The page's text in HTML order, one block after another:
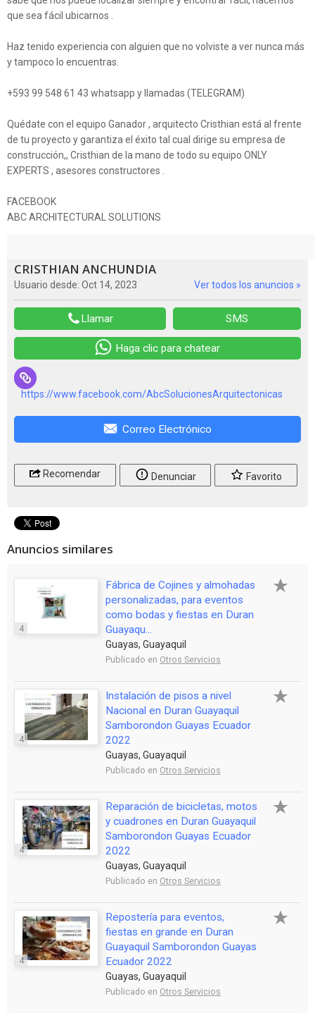
que sea fácil ubicarnos .
Haz tenido experiencia con alguien que no volviste a ver nunca más
y tampoco lo encuentras.
+593 99 548 61 43 whatsapp y llamadas (TELEGRAM)
Quédate con el equipo Ganador , arquitecto Cristhian está al frente
de tu proyecto y garantiza el éxito tal cual dirige su empresa de
construcción,, Cristhian de la mano de todo su equipo ONLY
EXPERTS , asesores constructores .
FACEBOOK
ABC ARCHITECTURAL SOLUTIONS
CRISTHIAN ANCHUNDIA
Usuario desde: Oct 14, 2023 Ver todos los anuncios »
Llamar SMS
Haga clic para chatear
https://www.facebook.com/AbcSolucionesArquitectonicas
Correo Electrónico
Recomendar Denunciar Favorito
Anuncios similares
4
Fábrica de Cojines y almohadas
personalizadas, para eventos
como bodas y fiestas en Duran
Guayaqu...
Guayas, Guayaquil
Publicado en Otros Servicios
4
Instalación de pisos a nivel
Nacional en Duran Guayaquil
Samborondon Guayas Ecuador
2022
Guayas, Guayaquil
Publicado en Otros Servicios
4
Reparación de bicicletas, motos
y cuadrones en Duran Guayaquil
Samborondon Guayas Ecuador
2022
Guayas, Guayaquil
Publicado en Otros Servicios
4
Repostería para eventos,
fiestas en grande en Duran
Guayaquil Samborondon Guayas
Ecuador 2022
Guayas, Guayaquil
Publicado en Otros Servicios